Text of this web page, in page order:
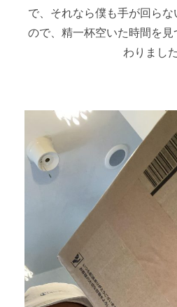
で、それなら僕も手が回ら
ので、精一杯空いた時間を
わりました